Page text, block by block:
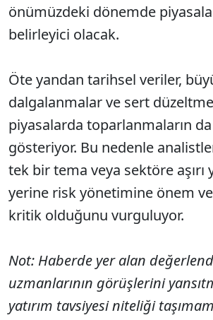
önümüzdeki dönemde
belirleyici olacak.
Öte yandan tarihsel veriler,
dalgalanmalar ve sert
piyasalarda toparlanmaların da
gösteriyor. Bu nedenle
tek bir tema veya sektöre
yerine risk yönetimine önem
kritik olduğunu vurguluyor.
Not: Haberde yer alan
uzmanlarının görüşlerini
yatırım tavsiyesi niteliği